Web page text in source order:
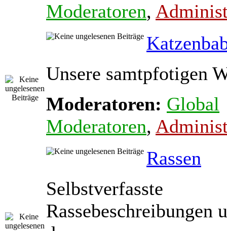
Moderatoren,
Unsere samtpfotigen
Moderatoren: Global
Moderatoren,
Rassen
Selbstverfasste
Rassebeschreibungen